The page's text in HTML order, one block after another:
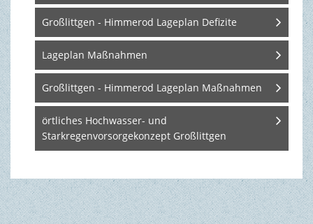
TOURISMUS & FREIZEIT
Großlittgen - Himmerod Lageplan Defizite
Lageplan Maßnahmen
Großlittgen - Himmerod Lageplan Maßnahmen
örtliches Hochwasser- und
Starkregenvorsorgekonzept Großlittgen